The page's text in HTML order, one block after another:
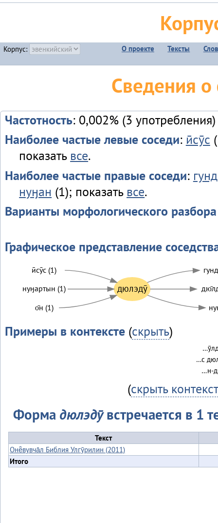
Корпус: О проекте Тексты
Сведения
Частотность: 0,002% (3 употребления)
Наиболее частые левые соседи: ӣсӯс
показать все.
Наиболее частые правые соседи:
нуӈан (1); показать все.
Варианты морфологического разбора
Графическое представление
дюлэдӯ
ӣсӯс (1)
нуӈартын (1)
о̄н (1)
Примеры в контексте(скрыть)
…с
…н-
(скрыть контекст
Форма дюлэдӯвстречается в 1
Текст
Онё̄вувча̄л Библия Улгӯрилин (2011)
Итого